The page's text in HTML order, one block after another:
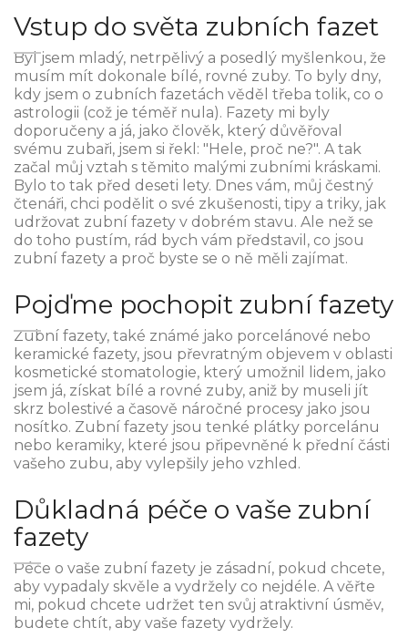
Vstup do světa zubních fazet
Byl jsem mladý, netrpělivý a posedlý myšlenkou, že
musím mít dokonale bílé, rovné zuby. To byly dny,
kdy jsem o zubních fazetách věděl třeba tolik, co o
astrologii (což je téměř nula). Fazety mi byly
doporučeny a já, jako člověk, který důvěřoval
svému zubaři, jsem si řekl: "Hele, proč ne?". A tak
začal můj vztah s těmito malými zubními kráskami.
Bylo to tak před deseti lety. Dnes vám, můj čestný
čtenáři, chci podělit o své zkušenosti, tipy a triky, jak
udržovat zubní fazety v dobrém stavu. Ale než se
do toho pustím, rád bych vám představil, co jsou
zubní fazety a proč byste se o ně měli zajímat.
Pojďme pochopit zubní fazety
Zubní fazety, také známé jako porcelánové nebo
keramické fazety, jsou převratným objevem v oblasti
kosmetické stomatologie, který umožnil lidem, jako
jsem já, získat bílé a rovné zuby, aniž by museli jít
skrz bolestivé a časově náročné procesy jako jsou
nosítko. Zubní fazety jsou tenké plátky porcelánu
nebo keramiky, které jsou připevněné k přední části
vašeho zubu, aby vylepšily jeho vzhled.
Důkladná péče o vaše zubní
fazety
Péče o vaše zubní fazety je zásadní, pokud chcete,
aby vypadaly skvěle a vydržely co nejdéle. A věřte
mi, pokud chcete udržet ten svůj atraktivní úsměv,
budete chtít, aby vaše fazety vydržely.